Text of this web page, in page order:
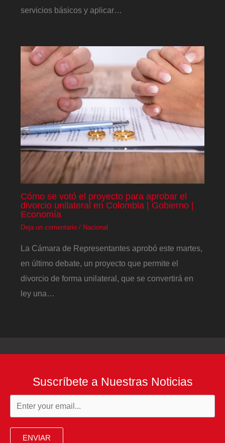
servicios básicos y aplicar…
Cómo se votó el proyecto para aprobar el
divorcio unilateral en Colombia | Gobierno |
Economía
Deja un comentario / Nacional
La Cámara de Representantes aprobó este martes,
en último debate, un proyecto que permite el
divorcio de forma unilateral, que se convertirá en
ley una…
Suscríbete a Nuestras Noticias
ENVIAR